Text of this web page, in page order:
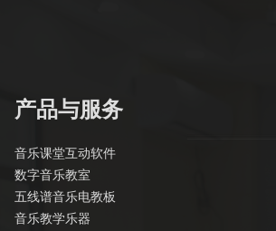
产品与服务
音乐课堂互动软件
数字音乐教室
五线谱音乐电教板
音乐教学乐器